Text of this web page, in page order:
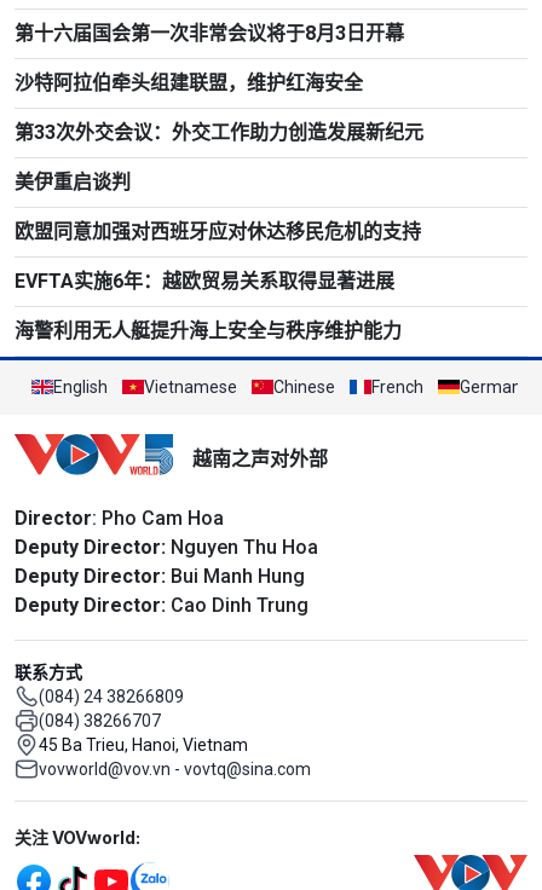
第十六届国会第一次非常会议将于8月3日开幕
沙特阿拉伯牵头组建联盟，维护红海安全
第33次外交会议：外交工作助力创造发展新纪元
美伊重启谈判
欧盟同意加强对西班牙应对休达移民危机的支持
EVFTA实施6年：越欧贸易关系取得显著进展
海警利用无人艇提升海上安全与秩序维护能力
English Vietnamese Chinese French German
越南之声对外部
Director: Pho Cam Hoa
Deputy Director: Nguyen Thu Hoa
Deputy Director: Bui Manh Hung
Deputy Director: Cao Dinh Trung
联系方式
(084) 24 38266809
(084) 38266707
45 Ba Trieu, Hanoi, Vietnam
vovworld@vov.vn - vovtq@sina.com
Mạng xã hội
关注 VOVworld: